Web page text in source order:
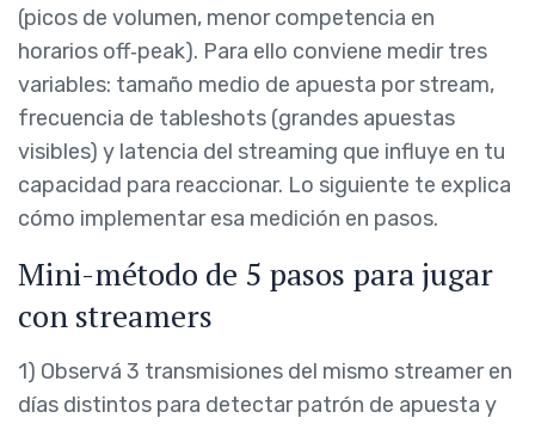
(picos de volumen, menor competencia en
horarios off‑peak). Para ello conviene medir tres
variables: tamaño medio de apuesta por stream,
frecuencia de tableshots (grandes apuestas
visibles) y latencia del streaming que influye en tu
capacidad para reaccionar. Lo siguiente te explica
cómo implementar esa medición en pasos.
Mini-método de 5 pasos para jugar
con streamers
1) Observá 3 transmisiones del mismo streamer en
días distintos para detectar patrón de apuesta y